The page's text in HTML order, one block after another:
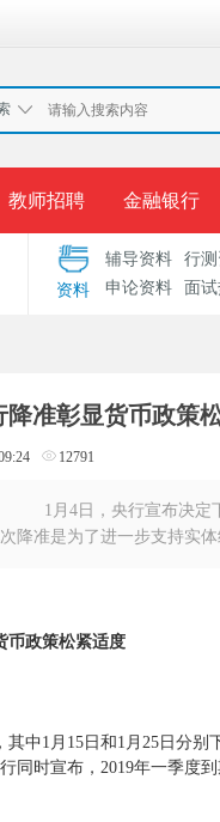
教师招聘 金融银行
准考证打印
资料
辅导资料
行
申论资料
面
准彰显货币政策
12791
日，央行宣布决定下调
降准是为了进一步支持实
币政策松紧适度
1月15日和1月25日分别
同时宣布，2019年一季度